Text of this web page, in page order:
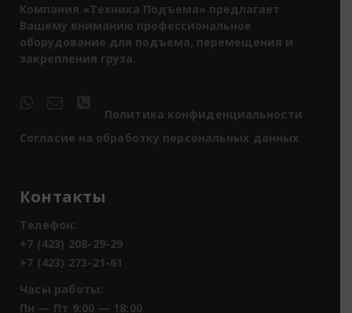
Компания «Техника Подъема» предлагает
Вашему вниманию профессиональное
оборудование для подъема, перемещения и
закрепления груза.
Политика конфиденциальности
Согласие на обработку персональных данных
Контакты
Телефон:
+7 (423) 208-29-29
+7 (423) 273-21-61
Часы работы:
Пн — Пт 9:00 — 18:00